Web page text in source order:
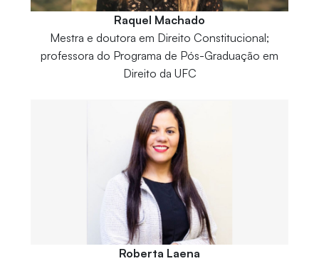
Raquel Machado
Mestra e doutora em Direito Constitucional;
professora do Programa de Pós-Graduação em
Direito da UFC
Roberta Laena